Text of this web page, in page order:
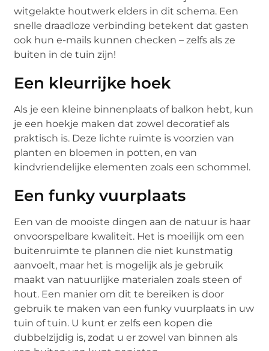
witgelakte houtwerk elders in dit schema. Een
snelle draadloze verbinding betekent dat gasten
ook hun e-mails kunnen checken – zelfs als ze
buiten in de tuin zijn!
Een kleurrijke hoek
Als je een kleine binnenplaats of balkon hebt, kun
je een hoekje maken dat zowel decoratief als
praktisch is. Deze lichte ruimte is voorzien van
planten en bloemen in potten, en van
kindvriendelijke elementen zoals een schommel.
Een funky vuurplaats
Een van de mooiste dingen aan de natuur is haar
onvoorspelbare kwaliteit. Het is moeilijk om een
buitenruimte te plannen die niet kunstmatig
aanvoelt, maar het is mogelijk als je gebruik
maakt van natuurlijke materialen zoals steen of
hout. Een manier om dit te bereiken is door
gebruik te maken van een funky vuurplaats in uw
tuin of tuin. U kunt er zelfs een kopen die
dubbelzijdig is, zodat u er zowel van binnen als